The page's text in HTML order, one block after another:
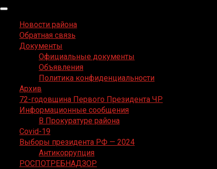
Основное
менюНовости района
Обратная связь
Документы
Официальные документы
Объявления
Политика конфиденциальности
Архив
72-годовщина Первого Президента ЧР
Информационные сообщения
В Прокуратуре района
Covid-19
Выборы президента РФ — 2024
Антикоррупция
РОСПОТРЕБНАДЗОР